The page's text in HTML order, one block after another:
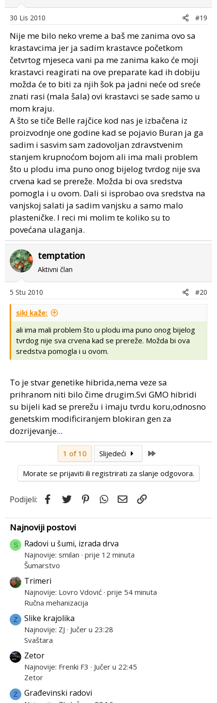
30 Lis 2010 #19
Nije me bilo neko vreme a baš me zanima ovo sa
krastavcima jer ja sadim krastavce početkom
četvrtog mjeseca vani pa me zanima kako će moji
krastavci reagirati na ove preparate kad ih dobiju
možda će to biti za njih šok pa jadni neće od sreće
znati rasi (mala šala) ovi krastavci se sade samo u
mom kraju.
A što se tiče Belle rajčice kod nas je izbačena iz
proizvodnje one godine kad se pojavio Buran ja ga
sadim i sasvim sam zadovoljan zdravstvenim
stanjem krupnoćom bojom ali ima mali problem
što u plodu ima puno onog bijelog tvrdog nije sva
crvena kad se prereže. Možda bi ova sredstva
pomogla i u ovom. Dali si isprobao ova sredstva na
vanjskoj salati ja sadim vanjsku a samo malo
plasteničke. I reci mi molim te koliko su to
povećana ulaganja.
temptation
Aktivni član
5 Stu 2010 #20
siki kaže:
ali ima mali problem što u plodu ima puno onog bijelog
tvrdog nije sva crvena kad se prereže. Možda bi ova
sredstva pomogla i u ovom.
To je stvar genetike hibrida,nema veze sa
prihranom niti bilo čime drugim.Svi GMO hibridi
su bijeli kad se prerežu i imaju tvrdu koru,odnosno
genetskim modificiranjem blokiran gen za
dozrijevanje...
1 of 10 Slijedeći
Morate se prijaviti ili registrirati za slanje odgovora.
Podijeli: Facebook
Twitter PinterestWhatsApp
Email
Najnoviji postovi
S Radovi u šumi, izrada drva
Najnovije: smilan prije 12 minuta
Šumarstvo
Trimeri
Najnovije: Lovro Vdović prije 54 minuta
Ručna mehanizacija
Z Slike krajolika
Najnovije: ZJ
Jučer u 23:28
Svaštara
Zetor
Najnovije: Frenki F3
Jučer u 22:45
Zetor
Z Građevinski radovi